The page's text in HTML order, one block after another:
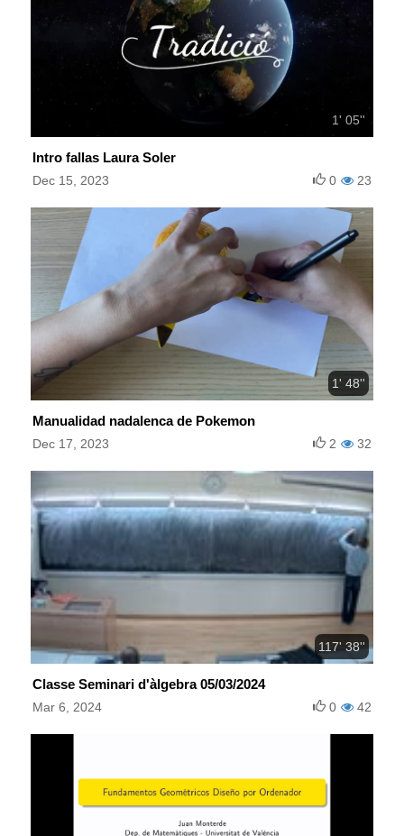
1' 05''
Intro fallas Laura Soler
Dec 15, 2023 23
0
1' 48''
Manualidad nadalenca de Pokemon
Dec 17, 2023 32
2
117' 38''
Classe Seminari d'àlgebra 05/03/2024
Mar 6, 2024 42
0